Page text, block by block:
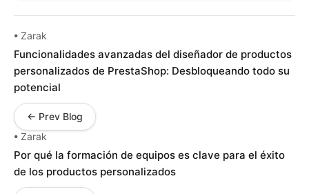
• Zarak
Funcionalidades avanzadas del diseñador de productos
personalizados de PrestaShop: Desbloqueando todo su
potencial
← Prev Blog
• Zarak
Por qué la formación de equipos es clave para el éxito
de los productos personalizados